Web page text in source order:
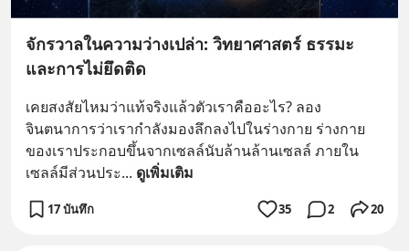
จักรวาลในความว่างเปล่า: วิทยาศาสตร์ ธรรมะ
และการไม่ยึดติด
เคยสงสัยไหมว่าแท้จริงแล้วตัวเราคืออะไร? ลอง
จินตนาการว่าเรากำลังมองลึกลงไปในร่างกาย ร่างกาย
ของเราประกอบขึ้นจากเซลล์นับล้านล้านเซลล์ ภายใน
เซลล์มีส่วนประ... ดูเพิ่มเติม
17 บันทึก 35 2 20